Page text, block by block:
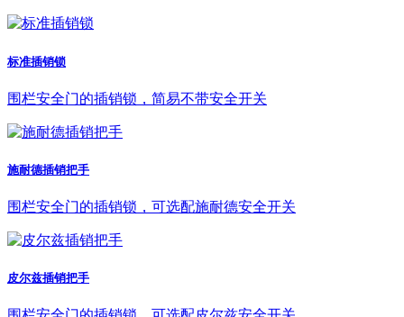
标准插销锁
围栏安全门的插销锁，简易不带安全开关
施耐德插销把手
围栏安全门的插销锁，可选配施耐德安全开关
皮尔兹插销把手